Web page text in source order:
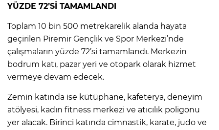
YÜZDE 72’Sİ TAMAMLANDI
Toplam 10 bin 500 metrekarelik alanda hayata
geçirilen Piremir Gençlik ve Spor Merkezi’nde
çalışmaların yüzde 72’si tamamlandı. Merkezin
bodrum katı, pazar yeri ve otopark olarak hizmet
vermeye devam edecek.
Zemin katında ise kütüphane, kafeterya, deneyim
atölyesi, kadın fitness merkezi ve atıcılık poligonu
yer alacak. Birinci katında cimnastik, karate, judo ve